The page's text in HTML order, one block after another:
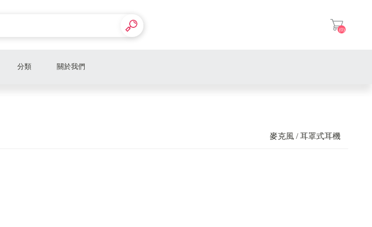
(0)
分類 關於我們
麥克風 / 耳罩式耳機